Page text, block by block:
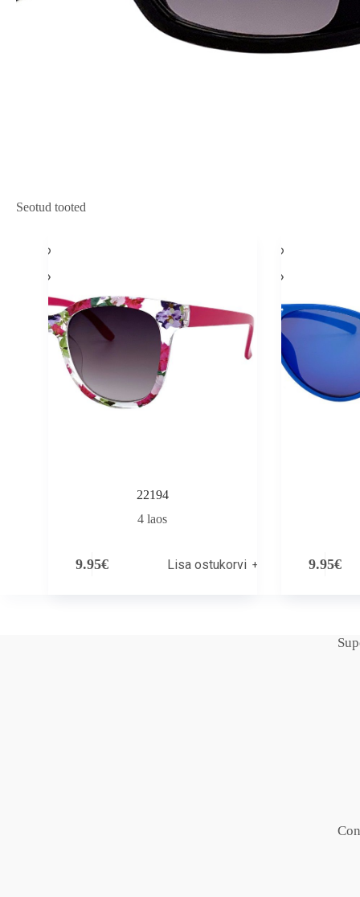
Seotud tooted
22194
4 laos
9.95€ Lisa ostukorvi 9.95€